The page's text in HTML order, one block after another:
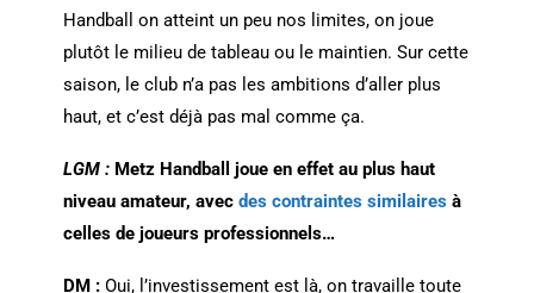
Handball on atteint un peu nos limites, on joue
plutôt le milieu de tableau ou le maintien. Sur cette
saison, le club n’a pas les ambitions d’aller plus
haut, et c’est déjà pas mal comme ça.
LGM :Metz Handball joue en effet au plus haut
niveau amateur, avec des contraintes similairesà
celles de joueurs professionnels…
DM :Oui, l’investissement est là, on travaille toute